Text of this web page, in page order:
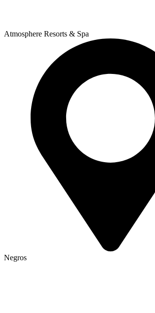
Atmosphere Resorts & Spa
Negros